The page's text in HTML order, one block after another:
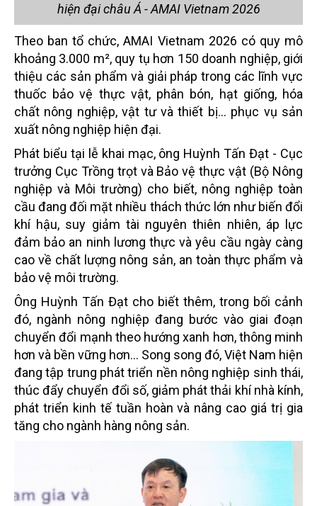
hiện đại châu Á - AMAI Vietnam 2026
Theo ban tổ chức, AMAI Vietnam 2026 có quy mô
khoảng 3.000 m², quy tụ hơn 150 doanh nghiệp, giới
thiệu các sản phẩm và giải pháp trong các lĩnh vực
thuốc bảo vệ thực vật, phân bón, hạt giống, hóa
chất nông nghiệp, vật tư và thiết bị… phục vụ sản
xuất nông nghiệp hiện đại.
Phát biểu tại lễ khai mạc, ông Huỳnh Tấn Đạt - Cục
trưởng Cục Trồng trọt và Bảo vệ thực vật (Bộ Nông
nghiệp và Môi trường) cho biết, nông nghiệp toàn
cầu đang đối mặt nhiều thách thức lớn như biến đổi
khí hậu, suy giảm tài nguyên thiên nhiên, áp lực
đảm bảo an ninh lương thực và yêu cầu ngày càng
cao về chất lượng nông sản, an toàn thực phẩm và
bảo vệ môi trường.
Ông Huỳnh Tấn Đạt cho biết thêm, trong bối cảnh
đó, ngành nông nghiệp đang bước vào giai đoạn
chuyển đổi mạnh theo hướng xanh hơn, thông minh
hơn và bền vững hơn… Song song đó, Việt Nam hiện
đang tập trung phát triển nền nông nghiệp sinh thái,
thúc đẩy chuyển đổi số, giảm phát thải khí nhà kính,
phát triển kinh tế tuần hoàn và nâng cao giá trị gia
tăng cho ngành hàng nông sản.